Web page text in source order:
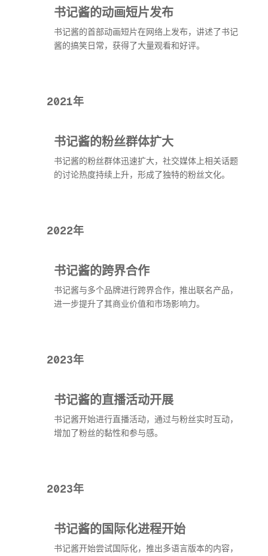
书记酱的动画短片发布
书记酱的首部动画短片在网络上发布，讲述了书记
酱的搞笑日常，获得了大量观看和好评。
2021年
书记酱的粉丝群体扩大
书记酱的粉丝群体迅速扩大，社交媒体上相关话题
的讨论热度持续上升，形成了独特的粉丝文化。
2022年
书记酱的跨界合作
书记酱与多个品牌进行跨界合作，推出联名产品，
进一步提升了其商业价值和市场影响力。
2023年
书记酱的直播活动开展
书记酱开始进行直播活动，通过与粉丝实时互动，
增加了粉丝的黏性和参与感。
2023年
书记酱的国际化进程开始
书记酱开始尝试国际化，推出多语言版本的内容，